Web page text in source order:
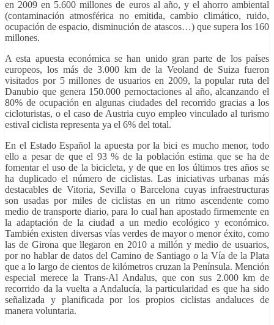
en 2009 en 5.600 millones de euros al año, y el ahorro ambiental
(contaminación atmosférica no emitida, cambio climático, ruido,
ocupación de espacio, disminución de atascos…) que supera los 160
millones.
A esta apuesta económica se han unido gran parte de los países
europeos, los más de 3.000 km de la Veoland de Suiza fueron
visitados por 5 millones de usuarios en 2009, la popular ruta del
Danubio que genera 150.000 pernoctaciones al año, alcanzando el
80% de ocupación en algunas ciudades del recorrido gracias a los
cicloturistas, o el caso de Austria cuyo empleo vinculado al turismo
estival ciclista representa ya el 6% del total.
En el Estado Español la apuesta por la bici es mucho menor, todo
ello a pesar de que el 93 % de la población estima que se ha de
fomentar el uso de la bicicleta, y de que en los últimos tres años se
ha duplicado el número de ciclistas. Las iniciativas urbanas más
destacables de Vitoria, Sevilla o Barcelona cuyas infraestructuras
son usadas por miles de ciclistas en un ritmo ascendente como
medio de transporte diario, para lo cual han apostado firmemente en
la adaptación de la ciudad a un medio ecológico y económico.
También existen diversas vías verdes de mayor o menor éxito, como
las de Girona que llegaron en 2010 a millón y medio de usuarios,
por no hablar de datos del Camino de Santiago o la Vía de la Plata
que a lo largo de cientos de kilómetros cruzan la Península. Mención
especial merece la Trans-Al Andalus, que con sus 2.000 km de
recorrido da la vuelta a Andalucía, la particularidad es que ha sido
señalizada y planificada por los propios ciclistas andaluces de
manera voluntaria.